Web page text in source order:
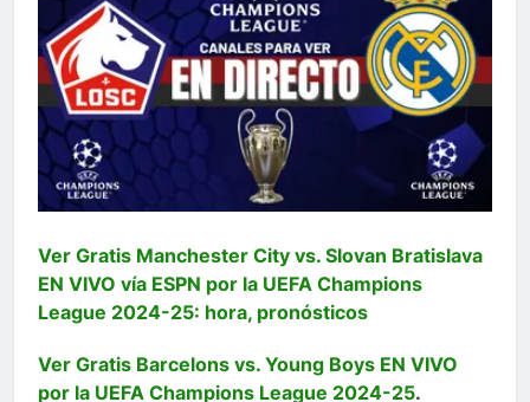
Ver Gratis Manchester City vs. Slovan Bratislava
EN VIVO vía ESPN por la UEFA Champions
League 2024-25: hora, pronósticos
Ver Gratis Barcelons vs. Young Boys EN VIVO
por la UEFA Champions League 2024-25.